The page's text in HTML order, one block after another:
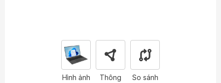
Hình ảnh
Thông
So sánh